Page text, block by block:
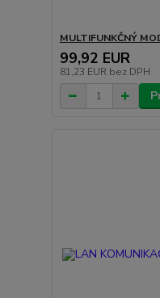
MULTIFUNKČNÝ
99,92 EUR
81,23 EUR bez DPH